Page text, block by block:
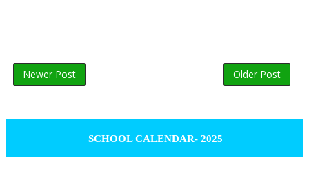
Newer Post Older Post
SCHOOL CALENDAR- 2025